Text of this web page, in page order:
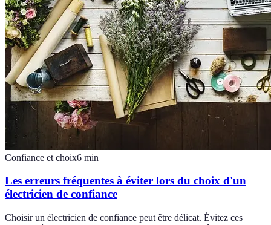
Confiance et choix6 min
Les erreurs fréquentes à éviter lors du choix d'un
électricien de confiance
Choisir un électricien de confiance peut être délicat. Évitez ces